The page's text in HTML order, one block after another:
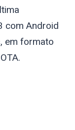
com Android
em formato